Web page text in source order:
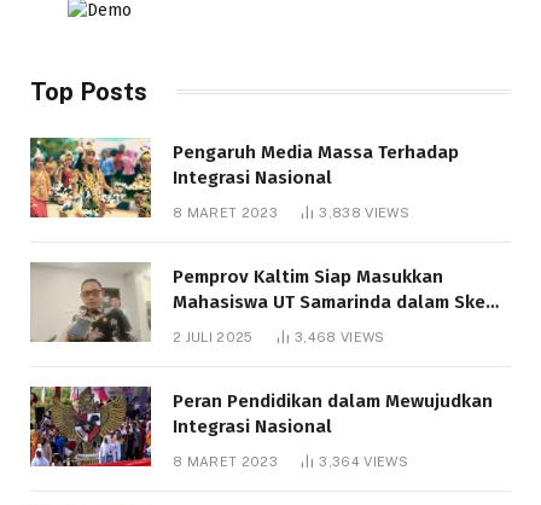
Top Posts
Pengaruh Media Massa Terhadap
Integrasi Nasional
8 MARET 2023 3,838VIEWS
Pemprov Kaltim Siap Masukkan
Mahasiswa UT Samarinda dalam Skema
Bantuan Pendidikan Gratispol
2 JULI 2025 3,468 VIEWS
Peran Pendidikan dalam Mewujudkan
Integrasi Nasional
8 MARET 2023 3,364VIEWS